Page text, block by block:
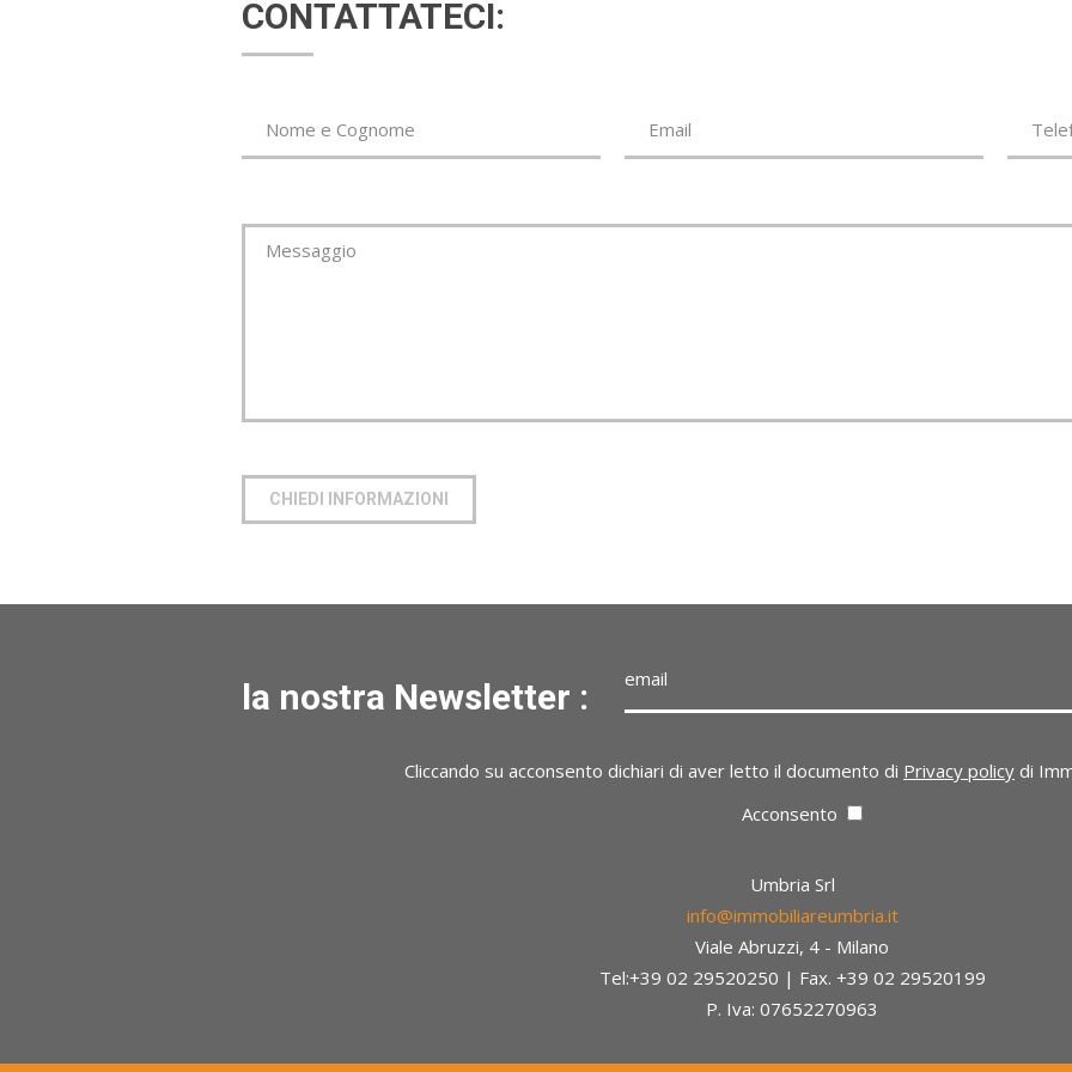
CONTATTATECI:
Nome e Cognome Email
Messaggio
CHIEDI INFORMAZIONI
la nostra Newsletter :
Cliccando su acconsento dichiari di aver letto il documento di Privacy policy di
Acconsento
Umbria Srl
info@immobiliareumbria.it
Viale Abruzzi, 4 - Milano
Tel:+39 02 29520250 | Fax. +39 02 29520199
P. Iva: 07652270963